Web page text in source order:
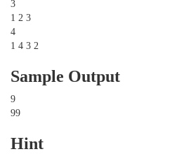
3
1 2 3
4
1 4 3 2
Sample Output
9
99
Hint